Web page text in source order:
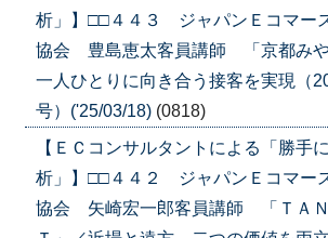
析」】□□４４３ ジャパンＥコマー
協会 豊島恵太客員講師 「京都みや
一人ひとりに向き合う接客を実現（
号）('25/03/18) (0818)
【ＥＣコンサルタントによる「勝手
析」】□□４４２ ジャパンＥコマー
協会 矢崎宏一郎客員講師 「ＴＡＮ